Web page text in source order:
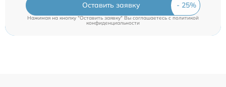
Оставить заявку
Нажимая на кнопку "Оставить заявку" Вы соглашаетесь c политикой
конфиденциальности